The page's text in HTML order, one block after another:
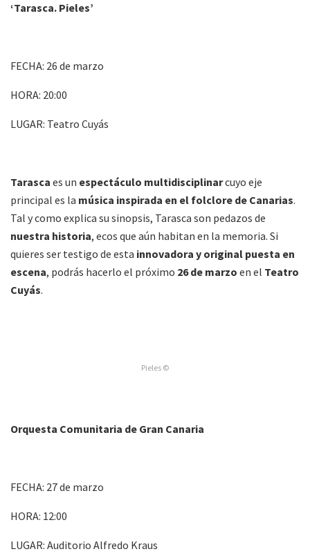
‘Tarasca. Pieles’
FECHA: 26 de marzo
HORA: 20:00
LUGAR: Teatro Cuyás
Tarasca es un espectáculo multidisciplinarcuyo eje
principal es la música inspirada en el folclore de Canarias.
Tal y como explica su sinopsis, Tarasca son pedazos de
nuestra historia, ecos que aún habitan en la memoria. Si
quieres ser testigo de esta innovadora y original puesta en
escena, podrás hacerlo el próximo 26 de marzo en el Teatro
Cuyás.
Pieles ©
Orquesta Comunitaria de Gran Canaria
FECHA: 27 de marzo
HORA: 12:00
LUGAR: Auditorio Alfredo Kraus